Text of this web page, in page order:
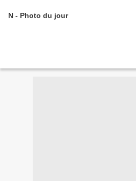
N - Photo du jour